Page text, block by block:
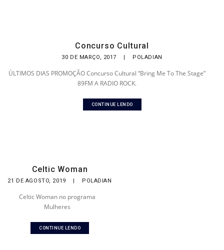
Concurso Cultural
30 DE MARÇO, 2017 | POLADIAN
ÚLTIMOS DIAS PROMOÇÃO Concurso Cultural “Bring Me To The Stage”
89FM A RADIO ROCK.
CONTINUE LENDO
Celtic Woman
21 DE AGOSTO, 2019 | POLADIAN
Celtic Woman no programa
Mulheres
CONTINUE LENDO